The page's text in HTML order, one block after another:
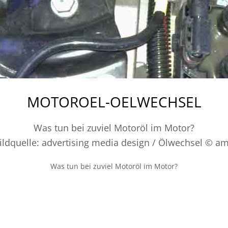
MOTOROEL-OELWECHSEL
Was tun bei zuviel Motoröl im Motor?
advertising media design / Ölwechsel ©
Was tun bei zuviel Motoröl im Motor?